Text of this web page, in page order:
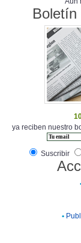
Boletín
ya reciben nuestro
Suscribir
•